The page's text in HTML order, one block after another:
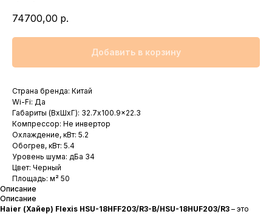
74700,00 р.
Добавить в корзину
Страна бренда: Китай
Wi-Fi: Да
Габариты (ВхШхГ): 32.7x100.9x22.3
Компрессор: Не инвертор
Охлаждение, кВт: 5.2
Обогрев, кВт: 5.4
Уровень шума: дБа 34
Цвет: Черный
Площадь: м² 50
Описание
Описание
Haier (Хайер) Flexis HSU-18HFF203/R3-B/HSU-18HUF203/R3 – это